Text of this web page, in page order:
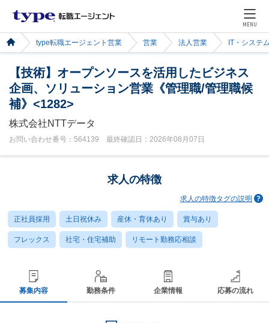
MENU
type転職エージェント営業 営業 法人営業 IT・システ
【技術】オープンソースを活用したビジネス
企画、ソリューション営業《管理職/管理職候
補》<1282>
株式会社NTTデータ
お問い合わせ番号：564139 最終確認日：2026年08月07日
求人の特徴
求人の特徴タグの説明
正社員採用 土日祝休み 産休・育休あり 賞与あり
フレックス 社宅・住宅補助 リモート勤務応相談
募集内容 勤務条件 企業情報 応募の流れ